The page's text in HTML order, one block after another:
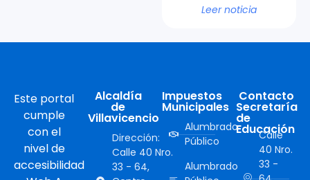
Leer noticia
Este portal
cumple
con el
nivel de
accesibilidad
Alcaldía
de
Villavicencio
Dirección:
Calle 40 Nro.
33 - 64,
Impuestos
Municipales
Alumbrado
Público
Alumbrado
Contacto
Secretaría
de
Educación
Calle
40 Nro.
33 -